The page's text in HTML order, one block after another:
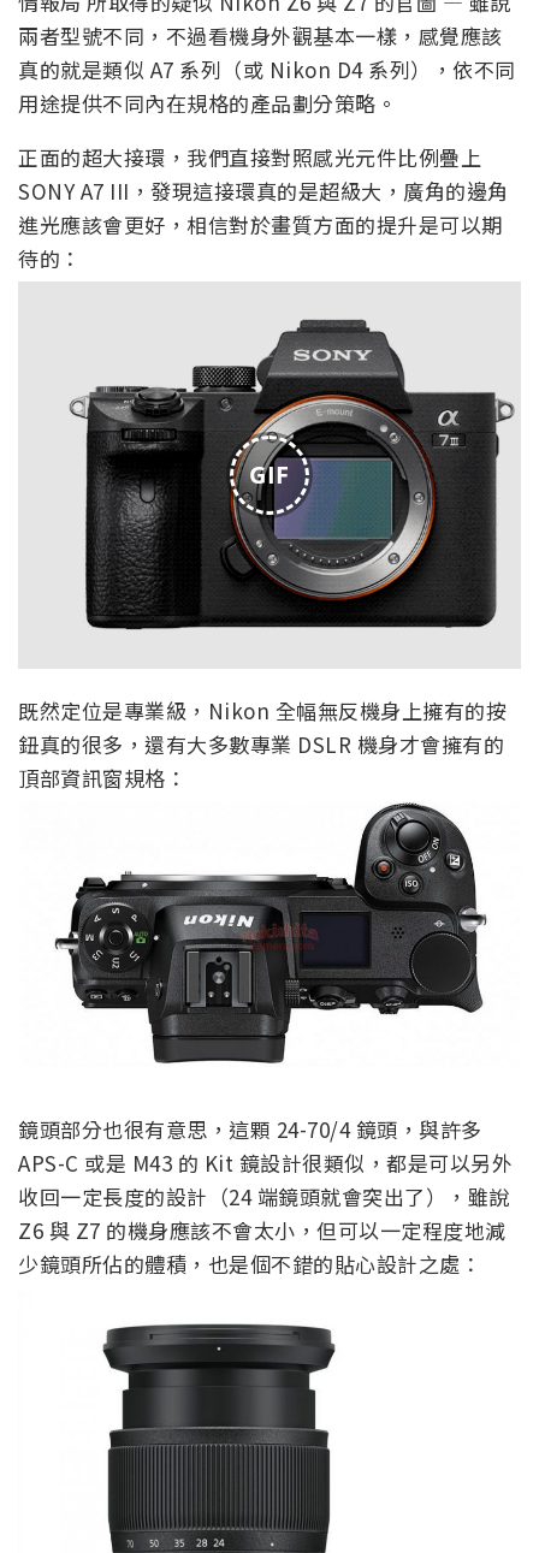
兩者型號不同，不過看機身外觀基本一樣，感覺應該
真的就是類似 A7 系列（或 Nikon D4 系列），依不同
用途提供不同內在規格的產品劃分策略。
正面的超大接環，我們直接對照感光元件比例疊上
SONY A7 III，發現這接環真的是超級大，廣角的邊角
進光應該會更好，相信對於畫質方面的提升是可以期
待的：
GIF
既然定位是專業級，Nikon 全幅無反機身上擁有的按
鈕真的很多，還有大多數專業 DSLR 機身才會擁有的
頂部資訊窗規格：
鏡頭部分也很有意思，這顆 24-70/4 鏡頭，與許多
APS-C 或是 M43 的 Kit 鏡設計很類似，都是可以另外
收回一定長度的設計（24 端鏡頭就會突出了），雖說
Z6 與 Z7 的機身應該不會太小，但可以一定程度地減
少鏡頭所佔的體積，也是個不錯的貼心設計之處：